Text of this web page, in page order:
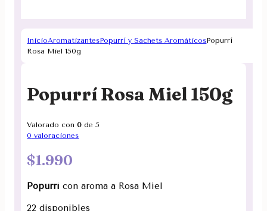
InicioAromatizantesPopurrí y Sachets AromáticosPopurrí
Rosa Miel 150g
Popurrí Rosa Miel 150g
Valorado con0 de 5
0 valoraciones
$1.990
Popurrícon aroma a Rosa Miel
22 disponibles